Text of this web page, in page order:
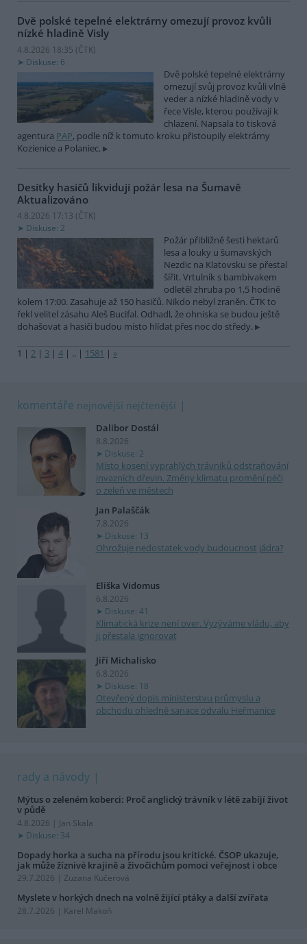
Dvě polské tepelné elektrárny omezují provoz kvůli
nízké hladině Visly
4.8.2026 18:35 (ČTK)
Diskuse: 6
Dvě polské tepelné elektrárny
omezují svůj provoz kvůli vlně
veder a nízké hladině vody v
řece Visle, kterou používají k
chlazení. Napsala to tisková
agentura PAP, podle níž k tomuto kroku přistoupily elektrárny
Kozienice a Polaniec.
Desítky hasičů likvidují požár lesa na Šumavě
Aktualizováno
4.8.2026 17:13 (ČTK)
Diskuse: 2
Požár přibližně šesti hektarů
lesa a louky u šumavských
Nezdic na Klatovsku se přestal
šířit. Vrtulník s bambivakem
odletěl zhruba po 1,5 hodině
kolem 17:00. Zasahuje až 150 hasičů. Nikdo nebyl zraněn. ČTK to
řekl velitel zásahu Aleš Bucifal. Odhadl, že ohniska se budou ještě
dohašovat a hasiči budou místo hlídat přes noc do středy.
1 | 2 | 3 | 4 | .. | 1581 | »
komentáře nejnovější nejčtenější
Dalibor Dostál
8.8.2026
Diskuse: 2
Místo kosení vyprahlých trávníků odstraňování
invazních dřevin. Změny klimatu promění péči
o zeleň ve městech
Jan Palaščák
7.8.2026
Diskuse: 13
Ohrožuje nedostatek vody budoucnost jádra?
Eliška Vidomus
6.8.2026
Diskuse: 41
Klimatická krize není over. Vyzýváme vládu, aby
ji přestala ignorovat
Jiří Michalisko
6.8.2026
Diskuse: 18
Otevřený dopis ministerstvu průmyslu a
obchodu ohledně sanace odvalu Heřmanice
rady a návody
Mýtus o zeleném koberci: Proč anglický trávník v létě zabíjí život
v půdě
4.8.2026 | Jan Skala
Diskuse: 34
Dopady horka a sucha na přírodu jsou kritické. ČSOP ukazuje,
jak může žíznivé krajině a živočichům pomoci veřejnost i obce
29.7.2026 | Zuzana Kučerová
Myslete v horkých dnech na volně žijící ptáky a další zvířata
28.7.2026 | Karel Makoň